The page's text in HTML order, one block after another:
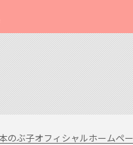
のぶ子オフィシャルホームペ